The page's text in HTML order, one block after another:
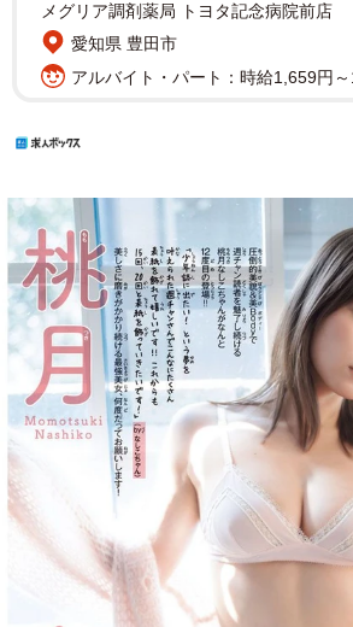
メグリア調剤薬局 トヨタ記念病院前店
愛知県 豊田市
アルバイト・パート：時給1,659円